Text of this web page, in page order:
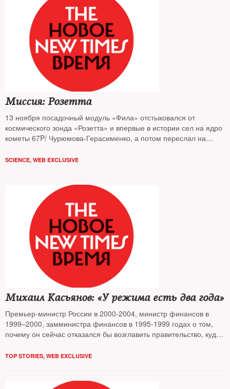
Миссия: Розетта
13 ноября посадочный модуль «Фила» отстыковался от
космического зонда «Розетта» и впервые в истории сел на ядро
кометы 67P/ Чурюмова-Герасименко, а потом переслал на
000 лет
SCIENCE, WEB EXCLUSIVE
Михаил Касьянов: «У режима есть два года»
Премьер-министр России в 2000-2004, министр финансов в
1999–2000, замминистра финансов в 1995-1999 годах о том,
почему он сейчас отказался бы возглавить правительство, куда
власти хватит денег
TOP STORIES, WEB EXCLUSIVE